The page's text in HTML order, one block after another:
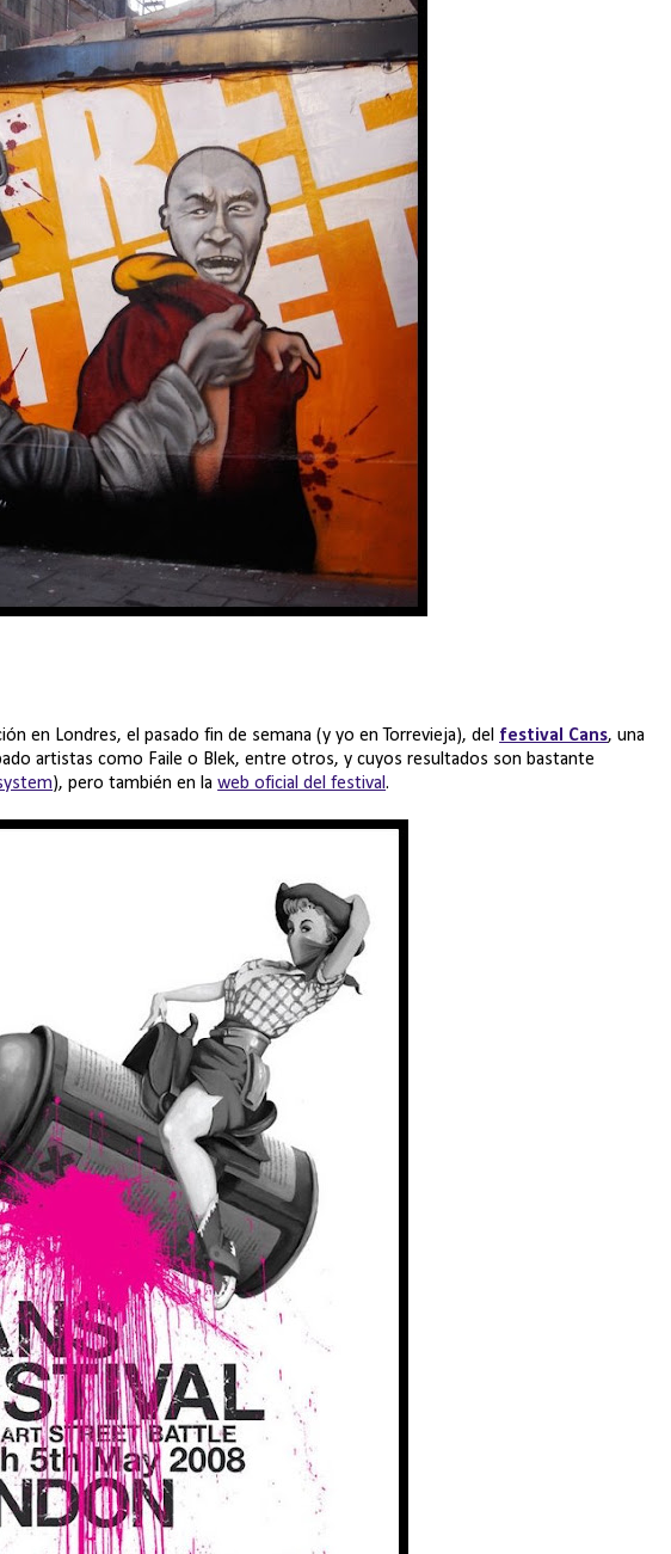
en Londres, el pasado fin de semana (y yo en Torrevieja), del festival Cans, una
artistas como Faile o Blek, entre otros, y cuyos resultados son bastante
), pero también en laweb oficial del festival.